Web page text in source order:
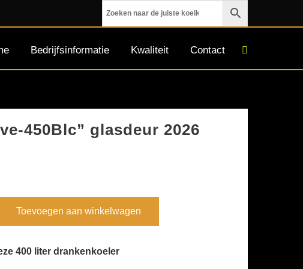
Bedrijfsinformatie Kwaliteit Contact
450Blc” glasdeur 2026
Toevoegen aan winkelwagen
400 liter drankenkoeler